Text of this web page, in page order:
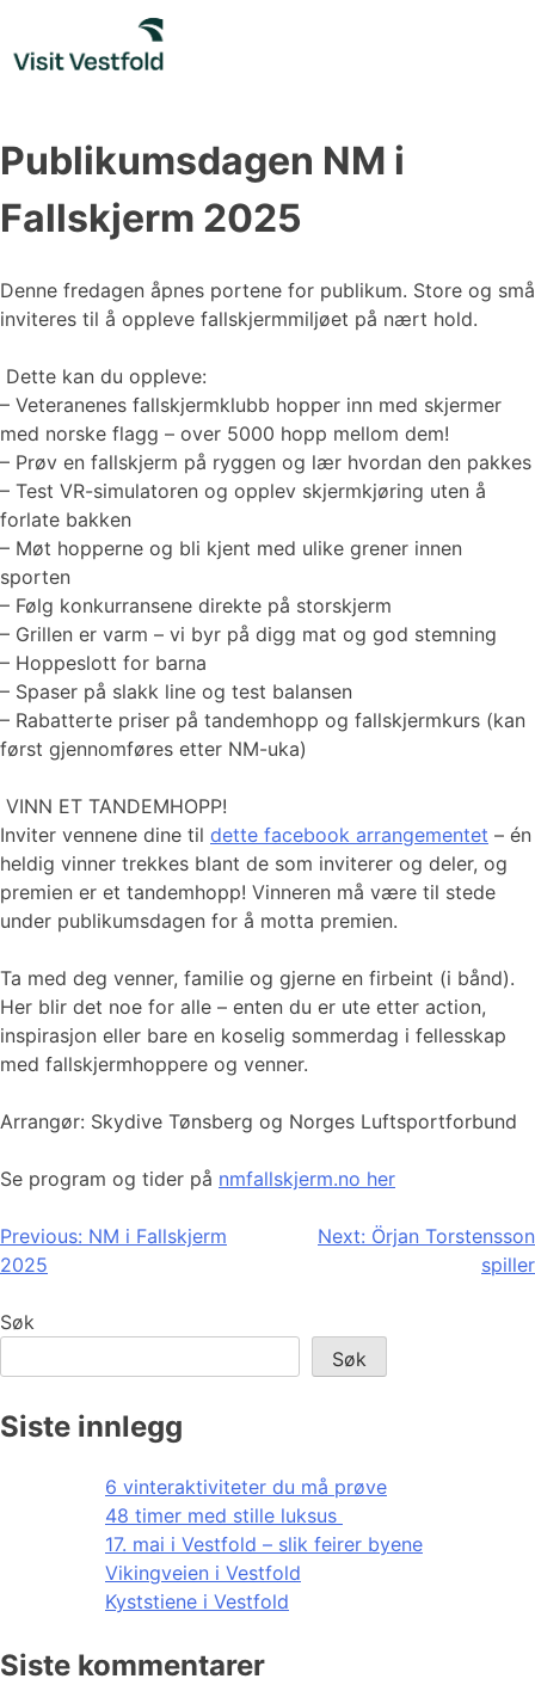
content
Publikumsdagen NM i
Fallskjerm 2025
Denne fredagen åpnes portene for publikum. Store og små
inviteres til å oppleve fallskjermmiljøet på nært hold.
Dette kan du oppleve:
– Veteranenes fallskjermklubb hopper inn med skjermer
med norske flagg – over 5000 hopp mellom dem!
– Prøv en fallskjerm på ryggen og lær hvordan den pakkes
– Test VR-simulatoren og opplev skjermkjøring uten å
forlate bakken
– Møt hopperne og bli kjent med ulike grener innen
sporten
– Følg konkurransene direkte på storskjerm
– Grillen er varm – vi byr på digg mat og god stemning
– Hoppeslott for barna
– Spaser på slakk line og test balansen
– Rabatterte priser på tandemhopp og fallskjermkurs (kan
først gjennomføres etter NM-uka)
VINN ET TANDEMHOPP!
Inviter vennene dine til dette facebook arrangementet – én
heldig vinner trekkes blant de som inviterer og deler, og
premien er et tandemhopp! Vinneren må være til stede
under publikumsdagen for å motta premien.
Ta med deg venner, familie og gjerne en firbeint (i bånd).
Her blir det noe for alle – enten du er ute etter action,
inspirasjon eller bare en koselig sommerdag i fellesskap
med fallskjermhoppere og venner.
Arrangør: Skydive Tønsberg og Norges Luftsportforbund
Se program og tider på nmfallskjerm.no her
Innleggsnavigasjon
Previous: NM i Fallskjerm
2025
Next: Örjan Torstensson
spiller
Søk
Søk
Siste innlegg
6 vinteraktiviteter du må prøve
48 timer med stille luksus
17. mai i Vestfold – slik feirer byene
Vikingveien i Vestfold
Kyststiene i Vestfold
Siste kommentarer